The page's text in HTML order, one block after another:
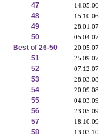
47 14.05.06
48 15.10.06
49 28.01.07
50 05.04.07
Best of 26-50 20.05.07
51 25.09.07
52 07.12.07
53 28.03.08
54 20.09.08
55 04.03.09
56 23.05.09
57 18.10.09
58 13.03.10